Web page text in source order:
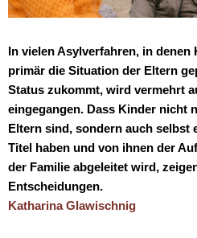
In vielen Asylverfahren, in
primär die Situation der Eltern
Status zukommt, wird vermehrt
eingegangen. Dass Kinder nicht
Eltern sind, sondern auch selbst
Titel haben und von ihnen der
der Familie abgeleitet wird,
Entscheidungen.
Katharina Glawischnig